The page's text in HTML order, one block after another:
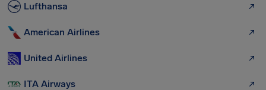
Lufthansa
American Airlines
United Airlines
ITA Airways